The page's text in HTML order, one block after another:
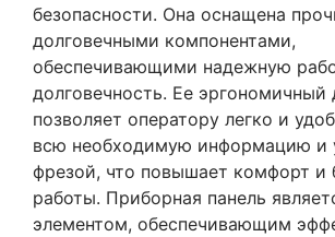
безопасности. Она оснащена
долговечными компонентами,
обеспечивающими надежную
долговечность. Ее эргономичный
позволяет оператору легко и
всю необходимую информацию и
фрезой, что повышает комфорт и
работы. Приборная панель
элементом, обеспечивающим